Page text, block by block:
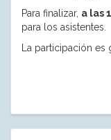
Para finalizar, a las
para los asistentes.
La participación es